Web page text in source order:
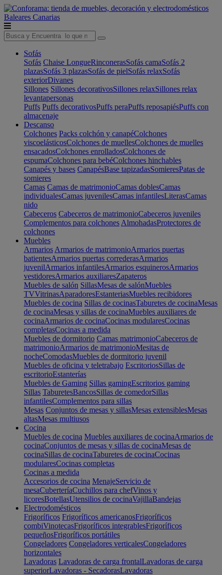
Baleares Canarias
Sofás
Sofás Chaise LongueRinconerasSofás camaSofás 2
plazasSofás 3 plazasSofás de pielSofás relaxSofás
exteriorDivanes
Sillones Sillones decorativosSillones relaxSillones relax
levantapersonas
Puffs Puffs decorativosPuffs peraPuffs reposapiésPuffs con
almacenaje
Descanso
Colchones Packs colchón y canapéColchones
viscoelásticosColchones de muellesColchones de muelles
ensacadosColchones enrolladosColchones de
espumaColchones para bebéColchones hinchables
Canapés y bases CanapésBase tapizadasSomieresPatas de
somieres
Camas Camas de matrimonioCamas doblesCamas
individualesCamas juvenilesCamas infantilesLiterasCamas
nido
Cabeceros Cabeceros de matrimonioCabeceros juveniles
Complementos para colchones AlmohadasProtectores de
colchones
Muebles
Armarios Armarios de matrimonioArmarios puertas
batientesArmarios puertas correderasArmarios
juvenilArmarios infantilesArmarios esquinerosArmarios
vestidoresArmarios auxiliaresZapateros
Muebles de salón SillasMesas de salónMuebles
TVVitrinasAparadoresEstanteriasMuebles recibidores
Muebles de cocina Sillas de cocinasTaburetes de cocinaMesas
de cocinaMesas y sillas de cocinaMuebles auxiliares de
cocinaArmarios de cocinaCocinas modularesCocinas
completasCocinas a medida
Muebles de dormitorio Camas matrimonioCabeceros de
matrimonioArmarios de matrimonioMesitas de
nocheComodasMuebles de dormitorio juvenil
Muebles de oficina y teletrabajo EscritoriosSillas de
escritorioEstanterías
Muebles de Gaming Sillas gamingEscritorios gaming
Sillas TaburetesBancosSillas de comedorSillas
infantilesComplementos para sillas
Mesas Conjuntos de mesas y sillasMesas extensiblesMesas
altasMesas multiusos
Cocina
Muebles de cocina Muebles auxiliares de cocinaArmarios de
cocinaConjuntos de mesas y sillas de cocinaMesas de
cocinaSillas de cocinaTaburetes de cocinaCocinas
modularesCocinas completas
Cocinas a medida
Accesorios de cocina MenajeServicio de
mesaCuberteríaCuchillos para chefVinos y
licoresBotellasUtensilios de cocinaVajillaBandejas
Electrodomésticos
Frigoríficos Frigoríficos americanosFrigoríficos
combiVinotecasFrigoríficos integrablesFrigoríficos
pequeñosFrigoríficos portátiles
Congeladores Congeladores verticalesCongeladores
horizontales
Lavadoras Lavadoras de carga frontalLavadoras de carga
superiorLavadoras - SecadorasLavadoras